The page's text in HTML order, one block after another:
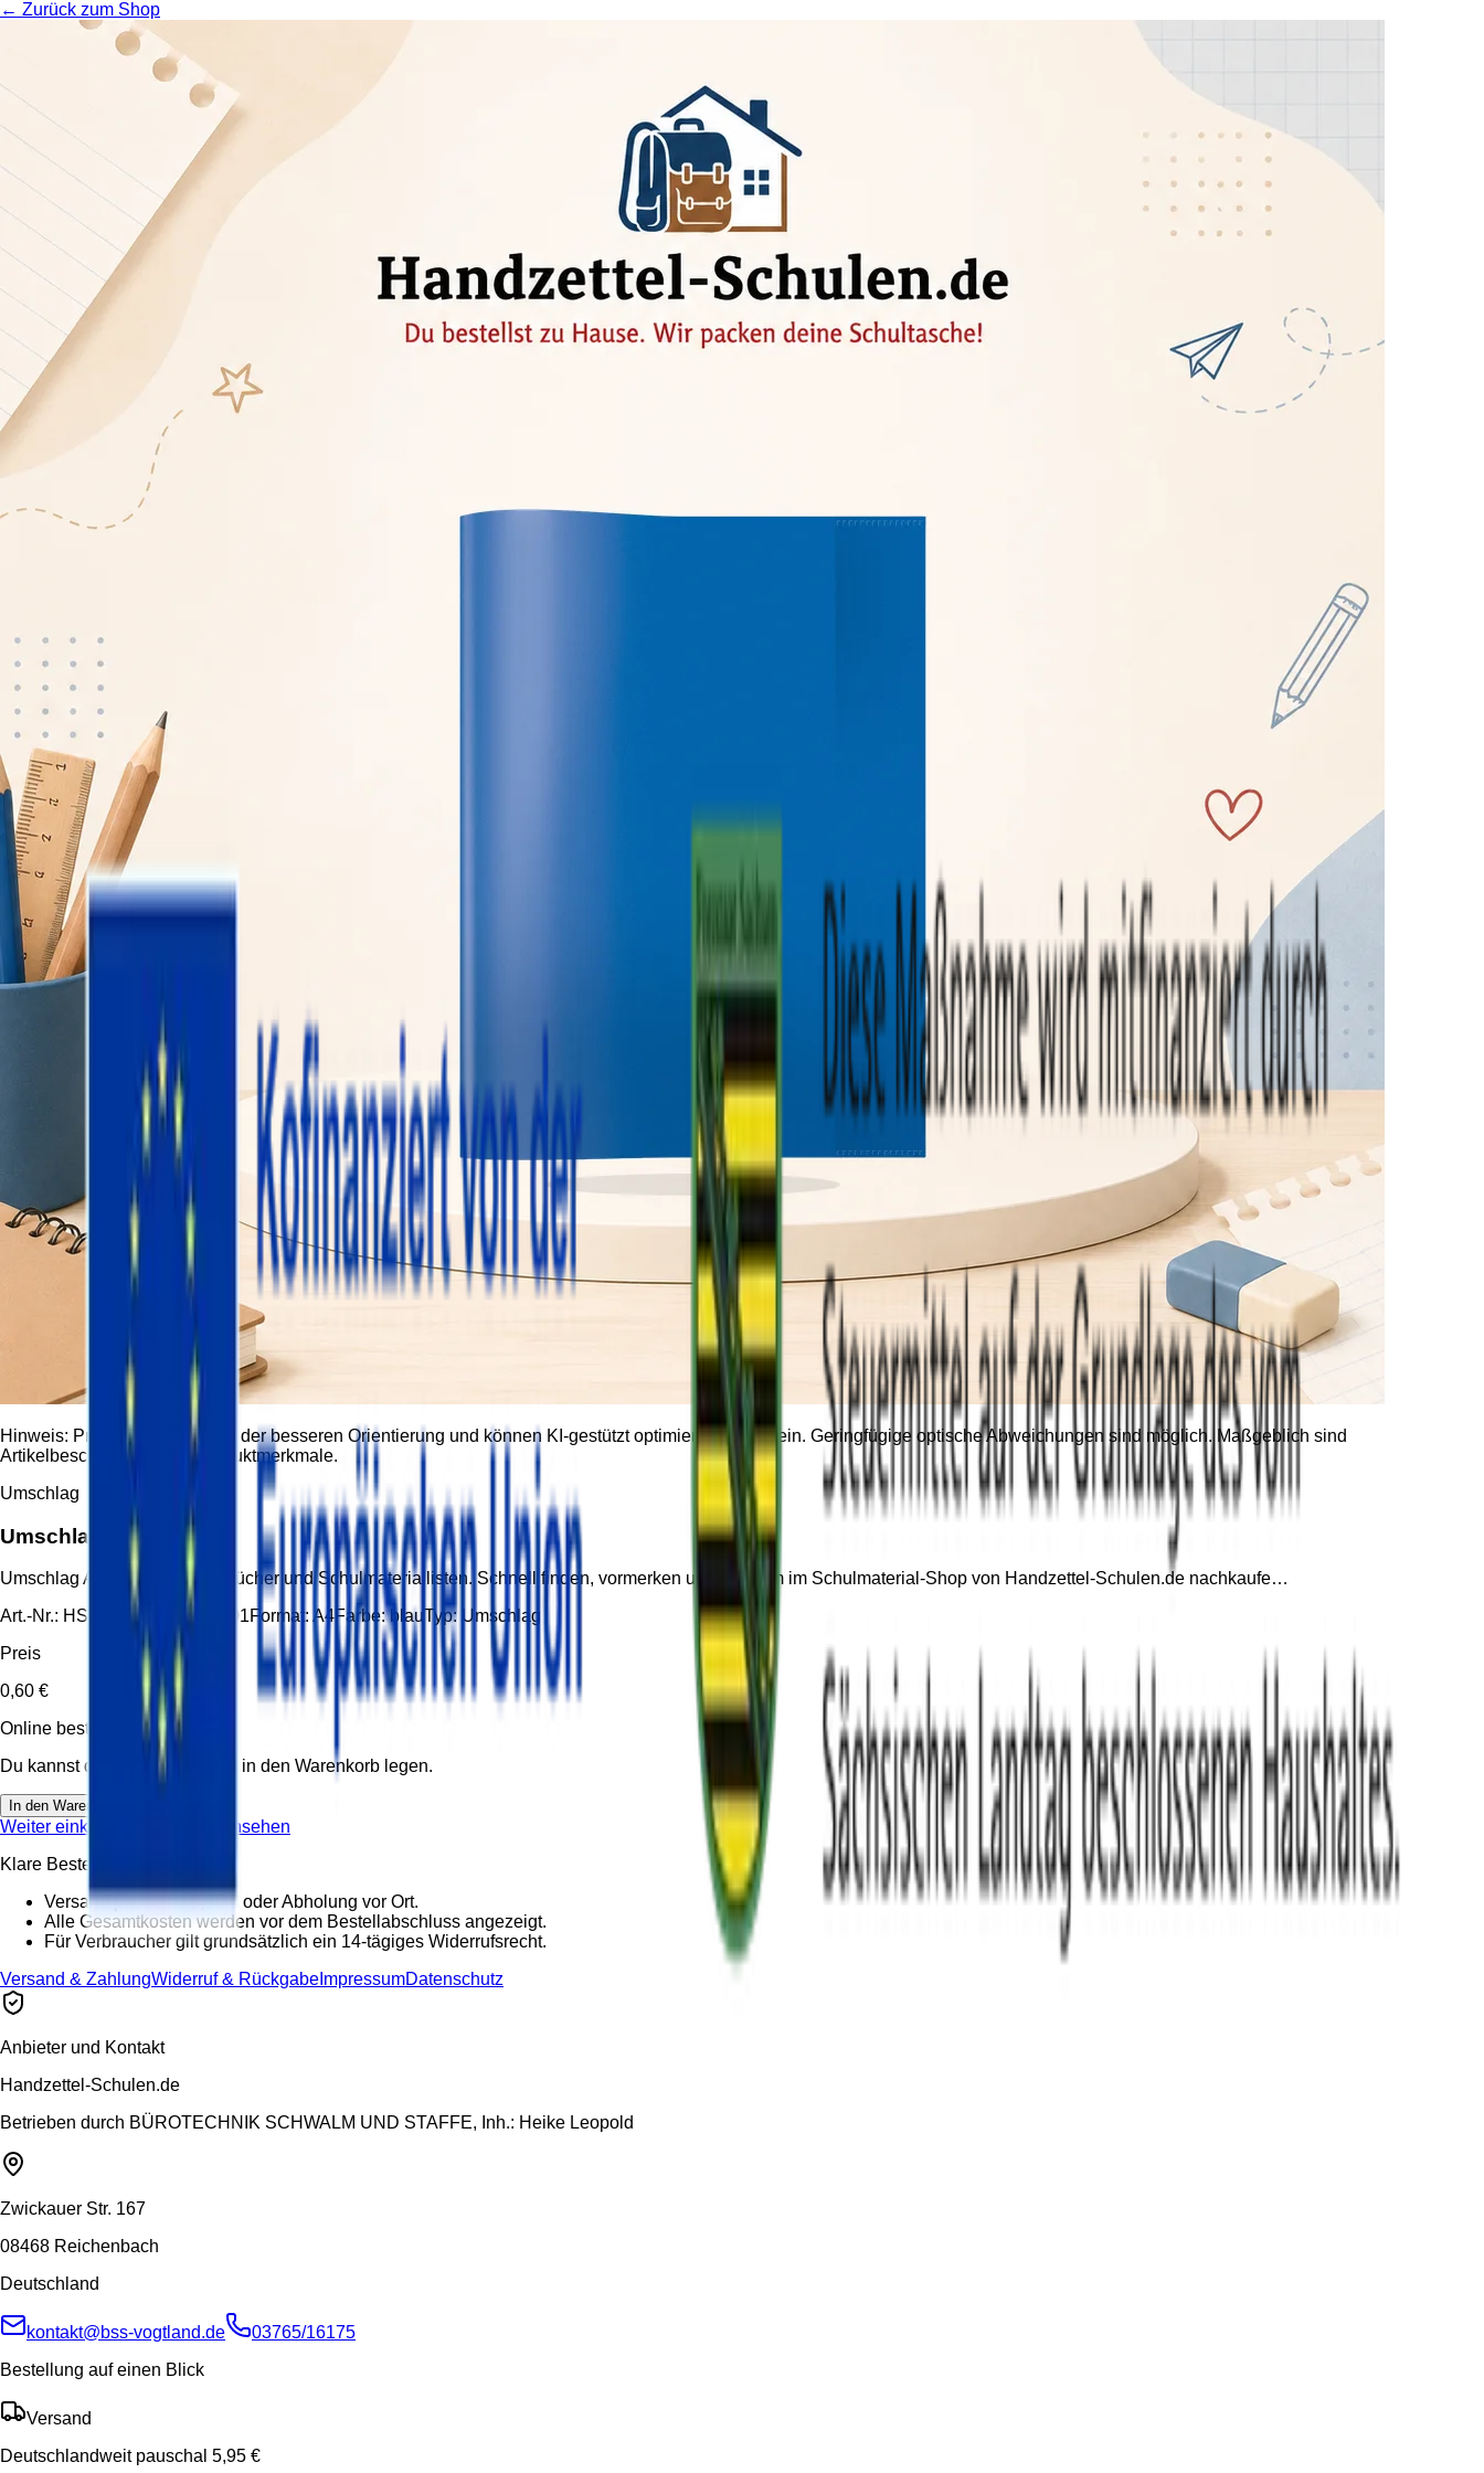
← Zurück zum Shop
Hinweis: Produktbilder dienen der besseren Orientierung und können KI-gestützt optimiert worden sein. Geringfügige optische Abweichungen sind möglich. Maßgeblich sind
Artikelbeschreibung und Produktmerkmale.
Umschlag
Umschlag A4 blau
Umschlag A4 blau für Hefte, Bücher und Schulmateriallisten. Schnell finden, vormerken und bequem im Schulmaterial-Shop von Handzettel-Schulen.de nachkaufe…
Art.-Nr.: HS-UMS-A4-BLAU-001Format: A4Farbe:blauTyp: Umschlag
Preis
0,60 €
Online bestellbar
Du kannst diesen Artikel direkt in den Warenkorb legen.
In den Warenkorb
Weiter einkaufen
Warenkorb ansehen
Klare Bestellbedingungen
Versand pauschal 5,95 € oder Abholung vor Ort.
Alle Gesamtkosten werden vor dem Bestellabschluss angezeigt.
Für Verbraucher gilt grundsätzlich ein 14-tägiges Widerrufsrecht.
Versand & ZahlungWiderruf & Rückgabe ImpressumDatenschutz
Anbieter und Kontakt
Handzettel-Schulen.de
Betrieben durch BÜROTECHNIK SCHWALM UND STAFFE, Inh.: Heike Leopold
Zwickauer Str. 167
08468 Reichenbach
Deutschland
kontakt@bss-vogtland.de
03765/16175
Bestellung auf einen Blick
Versand
Deutschlandweit pauschal 5,95 €